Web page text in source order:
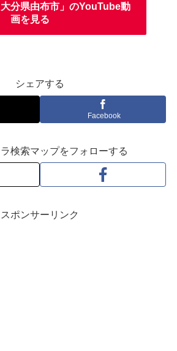
分県由布市」のYouTube動
画を見る
シェアする
Facebook
検索マップをフォローする
スポンサーリンク